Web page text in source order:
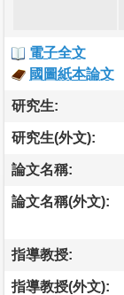
電子全文
國圖紙本論文
研究生:
研究生(外文):
論文名稱:
論文名稱(外文):
指導教授:
指導教授(外文):